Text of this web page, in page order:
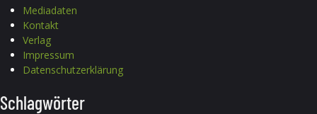
Mediadaten
Kontakt
Verlag
Impressum
Datenschutzerklärung
Schlagwörter